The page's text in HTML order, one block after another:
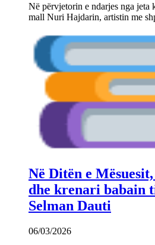
Në përvjetorin e ndarjes nga jeta
mall Nuri Hajdarin, artistin me
Në Ditën e
dhe krenari babain
Selman Dauti
06/03/2026